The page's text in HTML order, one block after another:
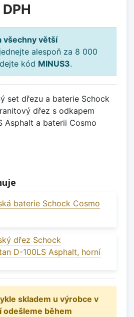
DPH
všechny větší
alespoň za 8 000
kód MINUS3.
set dřezu a baterie Schock
dřez s odkapem
Asphalt a baterii Cosmo
baterie Schock Cosmo
dřez Schock
D-100LS Asphalt, horní
skladem u výrobce v
odešleme během